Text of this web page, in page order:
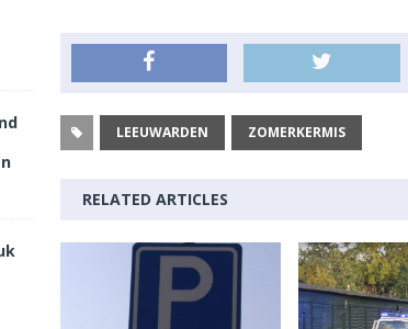
LEEUWARDEN ZOMERKERMIS
RELATED ARTICLES